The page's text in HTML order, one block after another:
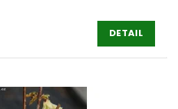
DETAIL